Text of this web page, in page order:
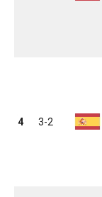
4 3-2